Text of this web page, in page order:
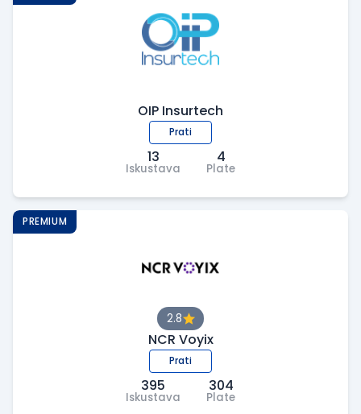
OIP Insurtech
Prati
13
Iskustava
4
Plate
2.8
NCR Voyix
Prati
395
Iskustava
304
Plate
PREMIUM